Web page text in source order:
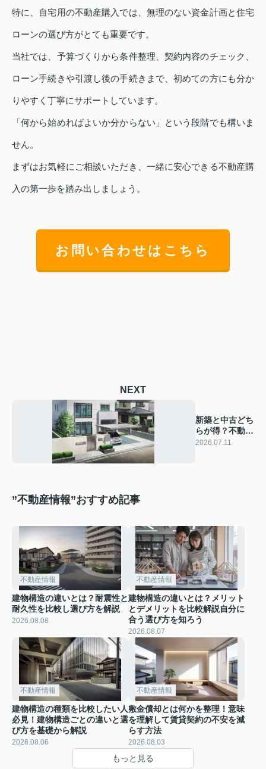
特に、自宅用の不動産購入では、無理のない資金計画と住宅
ローンの選び方がとても重要です。
当社では、予算づくりから条件整理、契約内容のチェック、
ローン手続きや引渡し後の手続きまで、初めての方にも分か
りやすく丁寧にサポートしています。
「何から始めればよいか分からない」という段階でも構いま
せん。
まずはお気軽にご相談いただき、一緒に安心できる不動産購
入の第一歩を踏み出しましょう。
お問い合わせはこちら
NEXT
新築と中古どち
らが得？不動産
購入の判断軸を
2026.07.11
”不動産情報”おすすめ記事
不動産情報
建物構造の違いとは？耐震性と
耐久性を比較し選び方を解説
2026.08.08
不動産情報
建物構造の違いとは？メリット
とデメリットを比較解説自分に
合う選び方を知ろう
2026.08.07
不動産情報
建物構造の種類を比較したい人
必見！建物構造ごとの違いと選
び方を基礎から解説
2026.08.06
不動産情報
敷金償却とは何かを整理！意味
を理解して賃貸契約の不安を減
らす方法
2026.08.03
もっと見る